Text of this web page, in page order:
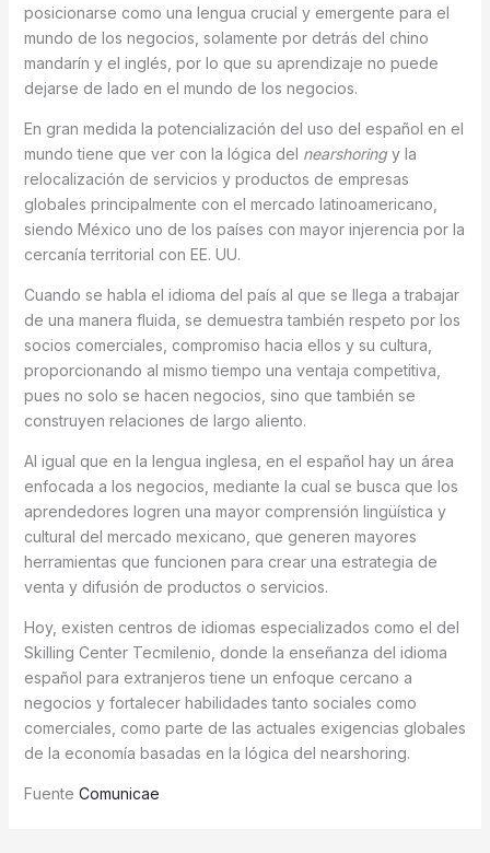
posicionarse como una lengua crucial y emergente para el
mundo de los negocios, solamente por detrás del chino
mandarín y el inglés, por lo que su aprendizaje no puede
dejarse de lado en el mundo de los negocios.
En gran medida la potencialización del uso del español en el
mundo tiene que ver con la lógica del nearshoringy la
relocalización de servicios y productos de empresas
globales principalmente con el mercado latinoamericano,
siendo México uno de los países con mayor injerencia por la
cercanía territorial con EE. UU.
Cuando se habla el idioma del país al que se llega a trabajar
de una manera fluida, se demuestra también respeto por los
socios comerciales, compromiso hacia ellos y su cultura,
proporcionando al mismo tiempo una ventaja competitiva,
pues no solo se hacen negocios, sino que también se
construyen relaciones de largo aliento.
Al igual que en la lengua inglesa, en el español hay un área
enfocada a los negocios, mediante la cual se busca que los
aprendedores logren una mayor comprensión lingüística y
cultural del mercado mexicano, que generen mayores
herramientas que funcionen para crear una estrategia de
venta y difusión de productos o servicios.
Hoy, existen centros de idiomas especializados como el del
Skilling Center Tecmilenio, donde la enseñanza del idioma
español para extranjeros tiene un enfoque cercano a
negocios y fortalecer habilidades tanto sociales como
comerciales, como parte de las actuales exigencias globales
de la economía basadas en la lógica del nearshoring.
Fuente Comunicae